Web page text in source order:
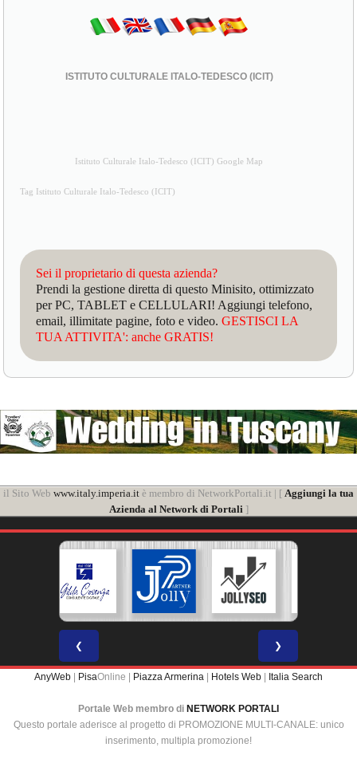
ISTITUTO CULTURALE ITALO-TEDESCO (ICIT)
Istituto Culturale Italo-Tedesco (ICIT) Google Map
Tag Istituto Culturale Italo-Tedesco (ICIT)
Sei il proprietario di questa azienda?
Prendi la gestione diretta di questo Minisito, ottimizzato
per PC, TABLET e CELLULARI! Aggiungi telefono,
email, illimitate pagine, foto e video.GESTISCI LA
TUA ATTIVITA': anche GRATIS!
il Sito Web www.italy.imperia.it è membro di NetworkPortali.it | [ Aggiungi la tua
Azienda al Network di Portali]
❮ ❯
AnyWeb PisaOnline | Piazza Armerina Hotels Web Italia Search
Portale Web membro di NETWORK PORTALI
Questo portale aderisce al progetto di PROMOZIONE MULTI-CANALE: unico
inserimento, multipla promozione!